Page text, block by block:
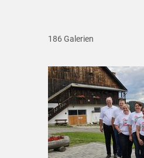
186 Galerien